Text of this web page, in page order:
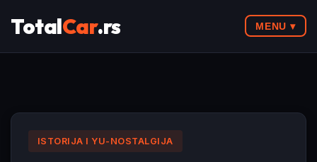
TotalCar.rs MENU ▾
ISTORIJA I YU-NOSTALGIJA